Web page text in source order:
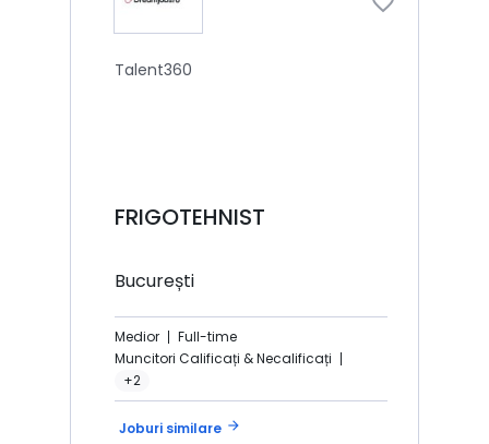
Talent360
FRIGOTEHNIST
București
Medior
Full-time
Muncitori Calificați & Necalificați
+2
Joburi similare arrow_forward